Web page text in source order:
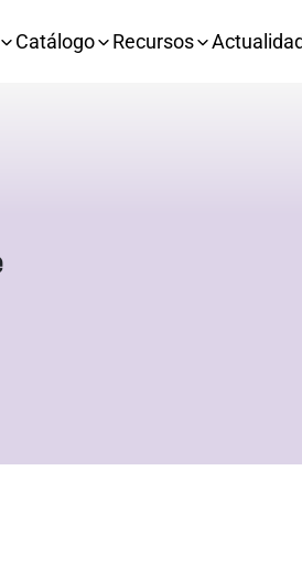
Catálogo Recursos